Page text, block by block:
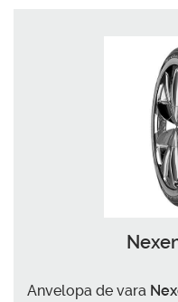
Anvelopa de vara